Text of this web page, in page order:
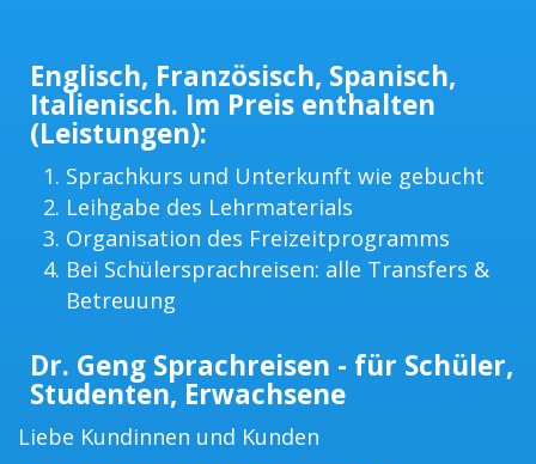
Englisch, Französisch, Spanisch,
Italienisch. Im Preis enthalten
(Leistungen):
Sprachkurs und Unterkunft wie gebucht
Leihgabe des Lehrmaterials
Organisation des Freizeitprogramms
Bei Schülersprachreisen: alle Transfers &
Betreuung
Dr. Geng Sprachreisen - für Schüler,
Studenten, Erwachsene
Liebe Kundinnen und Kunden